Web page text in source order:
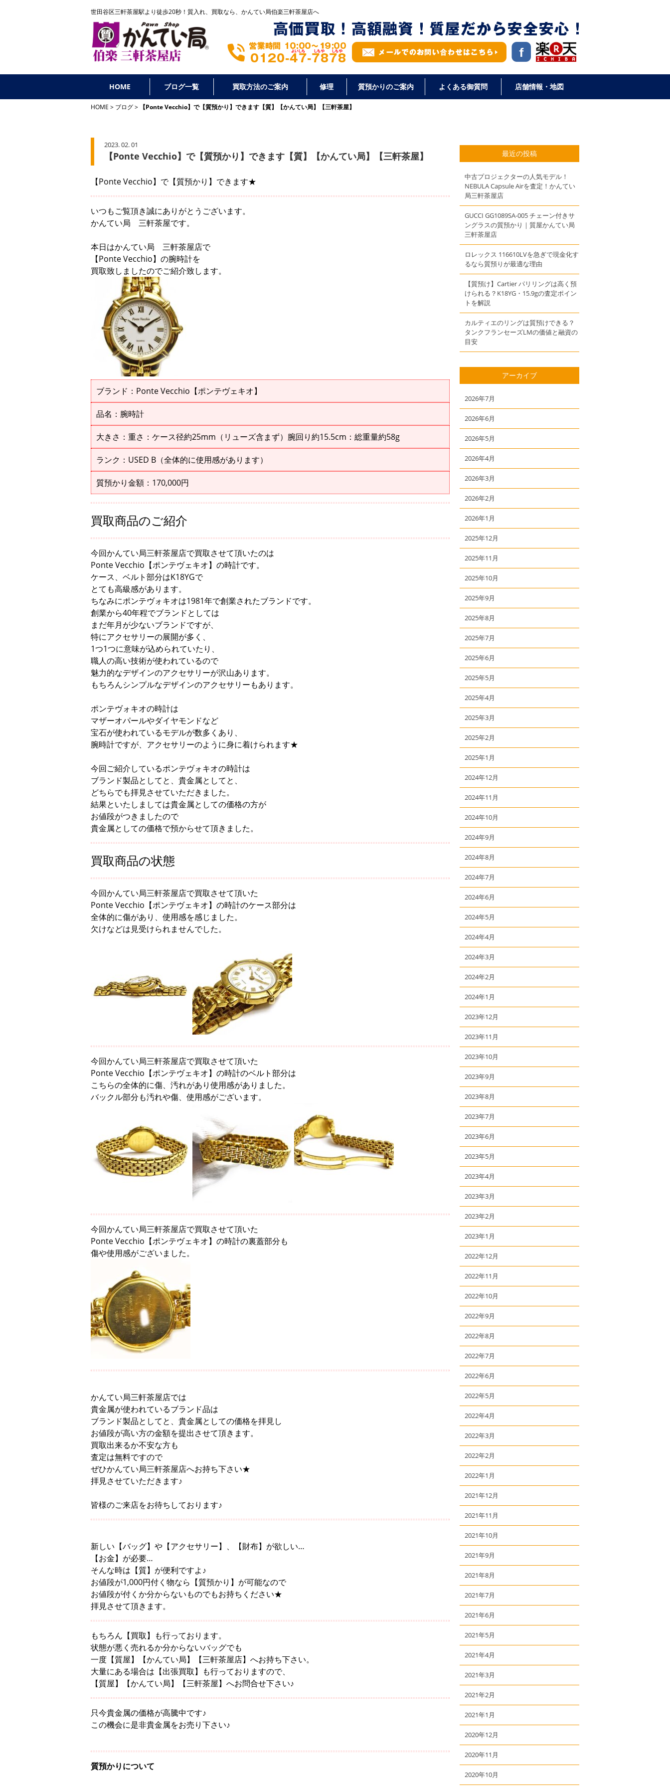
世田谷区三軒茶屋駅より徒歩20秒！ 質入れ、買取なら、かんてい局伯楽三軒茶屋店へ
HOME ブログ一覧 買取方法のご案内 修理 質預かりのご案内 よくある御質問 店舗情報・地図
HOME ブログ 【Ponte Vecchio】で【質預かり】できます【質】【かんてい局】【三軒茶屋】
2023. 02. 01
【Ponte Vecchio】で【質預かり】できます【質】【かんてい局】【三軒茶屋】
【Ponte Vecchio】で【質預かり】できます★
いつもご覧頂き誠にありがとうございます。
かんてい局 三軒茶屋です。
本日はかんてい局 三軒茶屋店で
【Ponte Vecchio】の腕時計を
買取致しましたのでご紹介致します。
ブランド：Ponte Vecchio【ポンテヴェキオ】
品名：腕時計
大きさ：重さ：ケース径約25mm（リューズ含まず）腕回り約15.5cm：総重量約58g
ランク：USED B（全体的に使用感があります）
質預かり金額：170,000円
買取商品のご紹介
今回かんてい局三軒茶屋店で買取させて頂いたのは
Ponte Vecchio【ポンテヴェキオ】の時計です。
ケース、ベルト部分はK18YGで
とても高級感があります。
ちなみにポンテヴォキオは1981年で創業されたブランドです。
創業から40年程でブランドとしては
まだ年月が少ないブランドですが、
特にアクセサリーの展開が多く、
1つ1つに意味が込められていたり、
職人の高い技術が使われているので
魅力的なデザインのアクセサリーが沢山あります。
もちろんシンプルなデザインのアクセサリーもあります。
ポンテヴォキオの時計は
マザーオパールやダイヤモンドなど
宝石が使われているモデルが数多くあり、
腕時計ですが、アクセサリーのように身に着けられます★
今回ご紹介しているポンテヴォキオの時計は
ブランド製品としてと、貴金属としてと、
どちらでも拝見させていただきました。
結果といたしましては貴金属としての価格の方が
お値段がつきましたので
貴金属としての価格で預からせて頂きました。
買取商品の状態
今回かんてい局三軒茶屋店で買取させて頂いた
Ponte Vecchio【ポンテヴェキオ】の時計のケース部分は
全体的に傷があり、使用感を感じました。
欠けなどは見受けられませんでした。
今回かんてい局三軒茶屋店で買取させて頂いた
Ponte Vecchio【ポンテヴェキオ】の時計のベルト部分は
こちらの全体的に傷、汚れがあり使用感がありました。
バックル部分も汚れや傷、使用感がございます。
今回かんてい局三軒茶屋店で買取させて頂いた
Ponte Vecchio【ポンテヴェキオ】の時計の裏蓋部分も
傷や使用感がございました。
かんてい局三軒茶屋店では
貴金属が使われているブランド品は
ブランド製品としてと、貴金属としての価格を拝見し
お値段が高い方の金額を提出させて頂きます。
買取出来るか不安な方も
査定は無料ですので
ぜひかんてい局三軒茶屋店へお持ち下さい★
拝見させていただきます♪
皆様のご来店をお待ちしております♪
新しい【バッグ】や【アクセサリー】、【財布】が欲しい…
【お金】が必要…
そんな時は【質】が便利ですよ♪
お値段が1,000円付く物なら【質預かり】が可能なので
お値段が付くか分からないものでもお持ちください★
拝見させて頂きます。
もちろん【買取】も行っております。
状態が悪く売れるか分からないバッグでも
一度【質屋】【かんてい局】【三軒茶屋店】へお持ち下さい。
大量にある場合は【出張買取】も行っておりますので、
【質屋】【かんてい局】【三軒茶屋】へお問合せ下さい♪
只今貴金属の価格が高騰中です♪
この機会に是非貴金属をお売り下さい♪
質預かりについて
最近の投稿
中古プロジェクターの人気モデル！
NEBULA Capsule Airを査定！かんてい
局三軒茶屋店
GUCCI GG1089SA-005 チェーン付きサ
ングラスの質預かり｜質屋かんてい局
三軒茶屋店
ロレックス 116610LVを急ぎで現金化す
るなら質預りが最適な理由
【質預け】Cartier パリリングは高く預
けられる？K18YG・15.9gの査定ポイン
トを解説
カルティエのリングは質預けできる？
タンクフランセーズLMの価値と融資の
目安
アーカイブ
2026年7月
2026年6月
2026年5月
2026年4月
2026年3月
2026年2月
2026年1月
2025年12月
2025年11月
2025年10月
2025年9月
2025年8月
2025年7月
2025年6月
2025年5月
2025年4月
2025年3月
2025年2月
2025年1月
2024年12月
2024年11月
2024年10月
2024年9月
2024年8月
2024年7月
2024年6月
2024年5月
2024年4月
2024年3月
2024年2月
2024年1月
2023年12月
2023年11月
2023年10月
2023年9月
2023年8月
2023年7月
2023年6月
2023年5月
2023年4月
2023年3月
2023年2月
2023年1月
2022年12月
2022年11月
2022年10月
2022年9月
2022年8月
2022年7月
2022年6月
2022年5月
2022年4月
2022年3月
2022年2月
2022年1月
2021年12月
2021年11月
2021年10月
2021年9月
2021年8月
2021年7月
2021年6月
2021年5月
2021年4月
2021年3月
2021年2月
2021年1月
2020年12月
2020年11月
2020年10月